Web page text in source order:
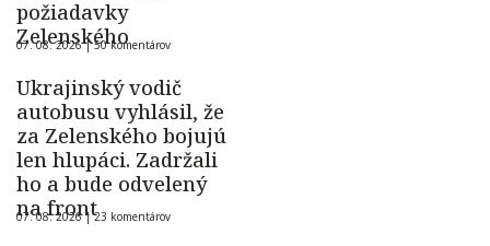
požiadavky
Zelenského
07. 08. 2026 |50 komentárov
Ukrajinský vodič
autobusu vyhlásil, že
za Zelenského bojujú
len hlupáci. Zadržali
ho a bude odvelený
na front
07. 08. 2026 |23 komentárov